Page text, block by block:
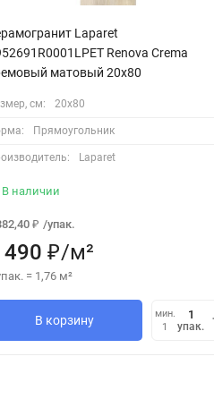
Laparet
Renova Crema
матовый 20x80
см: 20х80
Прямоугольник
Laparet
В наличии
₽ /упак.
490 ₽/м²
= 1,76 м²
В корзину
мин.
1
упак.